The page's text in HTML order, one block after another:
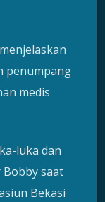
penumpang
medis
luka dan
Bobby saat
Bekasi